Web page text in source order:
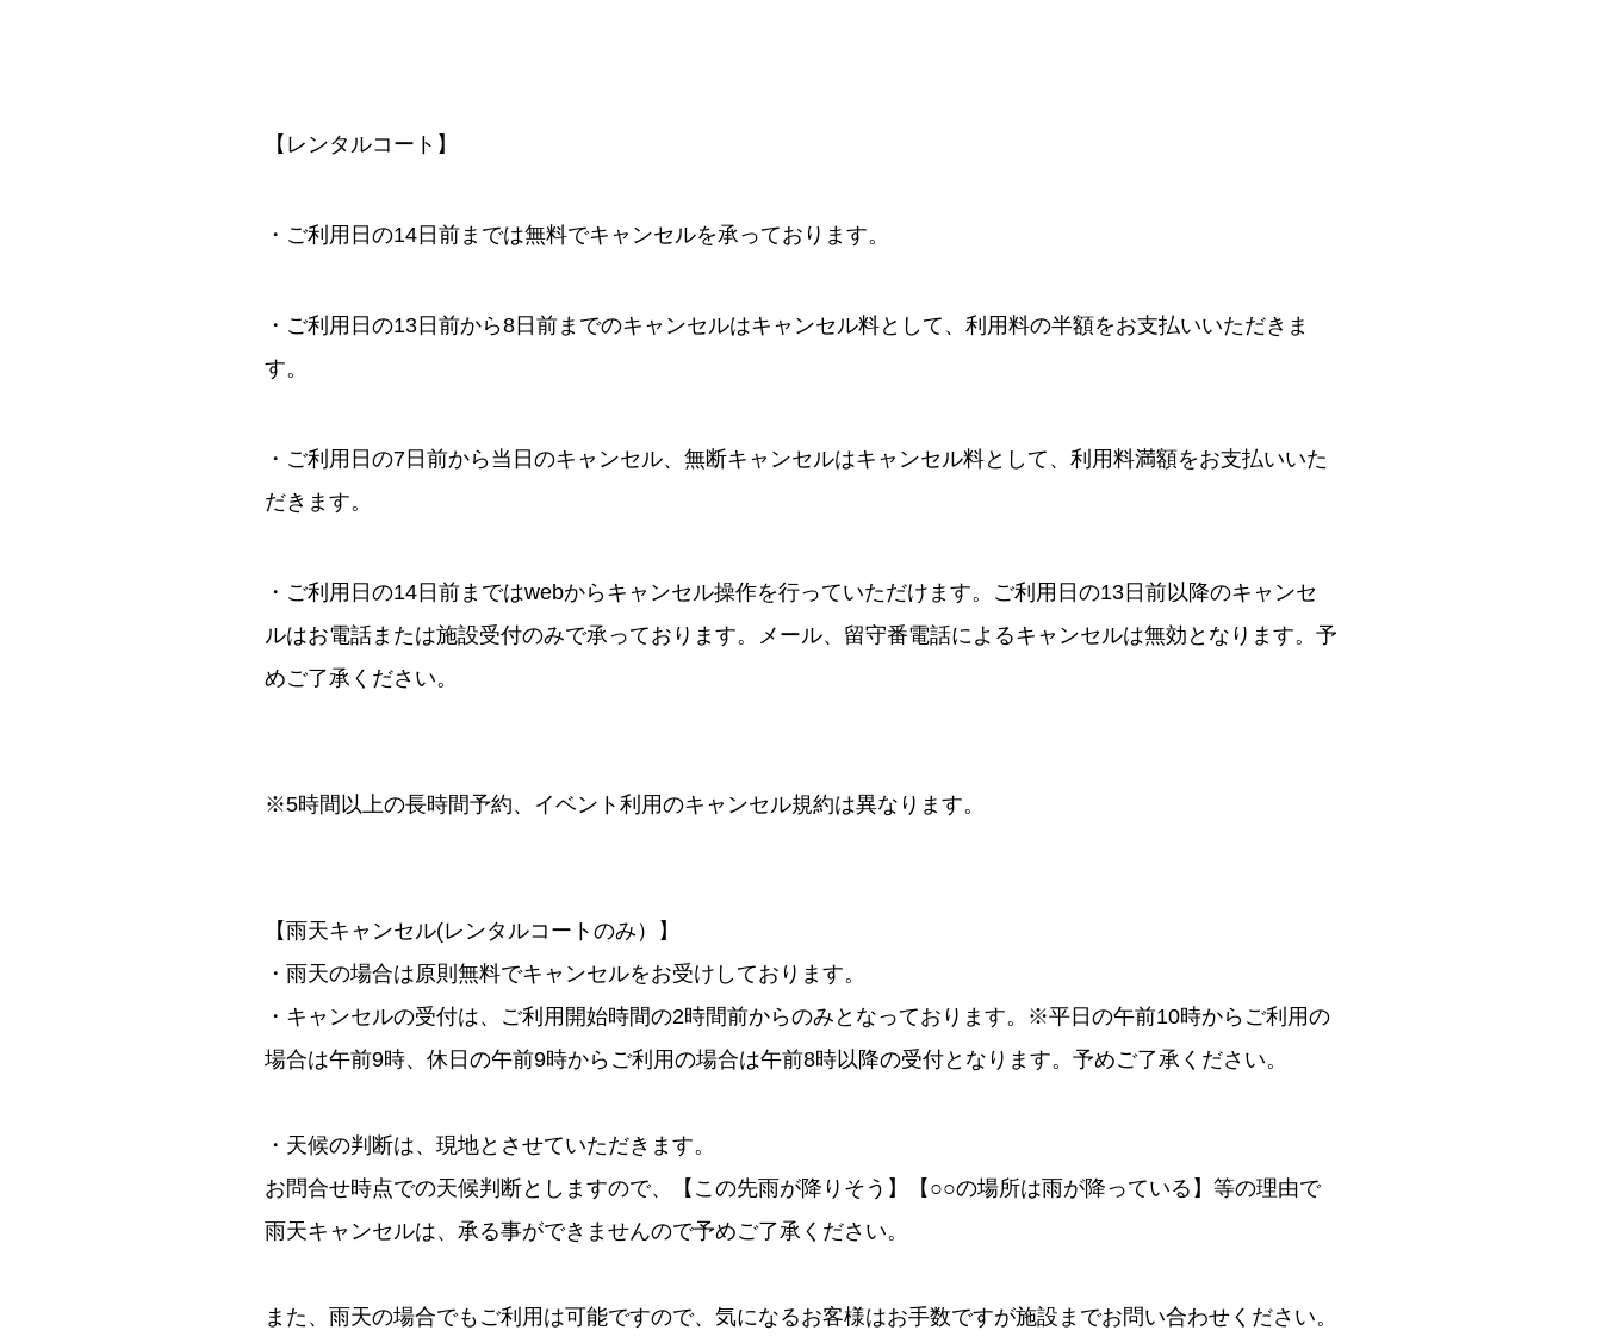
【レンタルコート】
・ご利用日の14日前までは無料でキャンセルを承っております。
・ご利用日の13日前から8日前までのキャンセルはキャンセル料として、利用料の半額をお支払いいただきま
す。
・ご利用日の7日前から当日のキャンセル、無断キャンセルはキャンセル料として、利用料満額をお支払いいた
だきます。
・ご利用日の14日前まではwebからキャンセル操作を行っていただけます。ご利用日の13日前以降のキャンセ
ルはお電話または施設受付のみで承っております。メール、留守番電話によるキャンセルは無効となります。予
めご了承ください。
※5時間以上の長時間予約、イベント利用のキャンセル規約は異なります。
【雨天キャンセル(レンタルコートのみ）】
・雨天の場合は原則無料でキャンセルをお受けしております。
・キャンセルの受付は、ご利用開始時間の2時間前からのみとなっております。※平日の午前10時からご利用の
場合は午前9時、休日の午前9時からご利用の場合は午前8時以降の受付となります。予めご了承ください。
・天候の判断は、現地とさせていただきます。
お問合せ時点での天候判断としますので、【この先雨が降りそう】【○○の場所は雨が降っている】等の理由で
雨天キャンセルは、承る事ができませんので予めご了承ください。
また、雨天の場合でもご利用は可能ですので、気になるお客様はお手数ですが施設までお問い合わせください。